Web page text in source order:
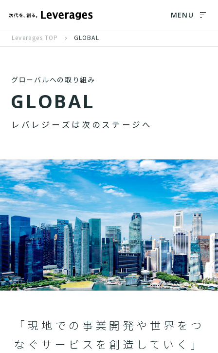
MENU
Leverages TOP GLOBAL
グローバルへの取り組み
GLOBAL
レ バ レ ジ ー ズ は 次 の ス テ ー ジ へ
「現地での事業開発や世界をつ
なぐサービスを創造していく」